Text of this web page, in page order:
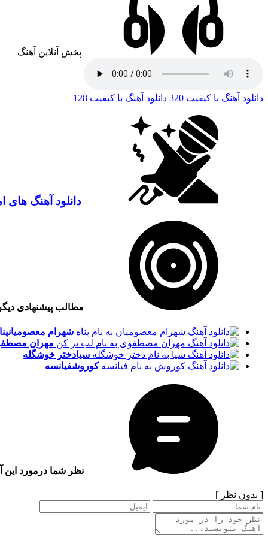
پخش آنلاین آهنگ
دانلود آهنگ با کیفیت 320 دانلود آهنگ با کیفیت 128
دانلود آهنگ های
مطالب پیشنهادی
شهرام معصومیان
مهران
سیادختر خوشگله
کوروشفیانسه
نظر شما درمورد این
[ بدون نظر ]